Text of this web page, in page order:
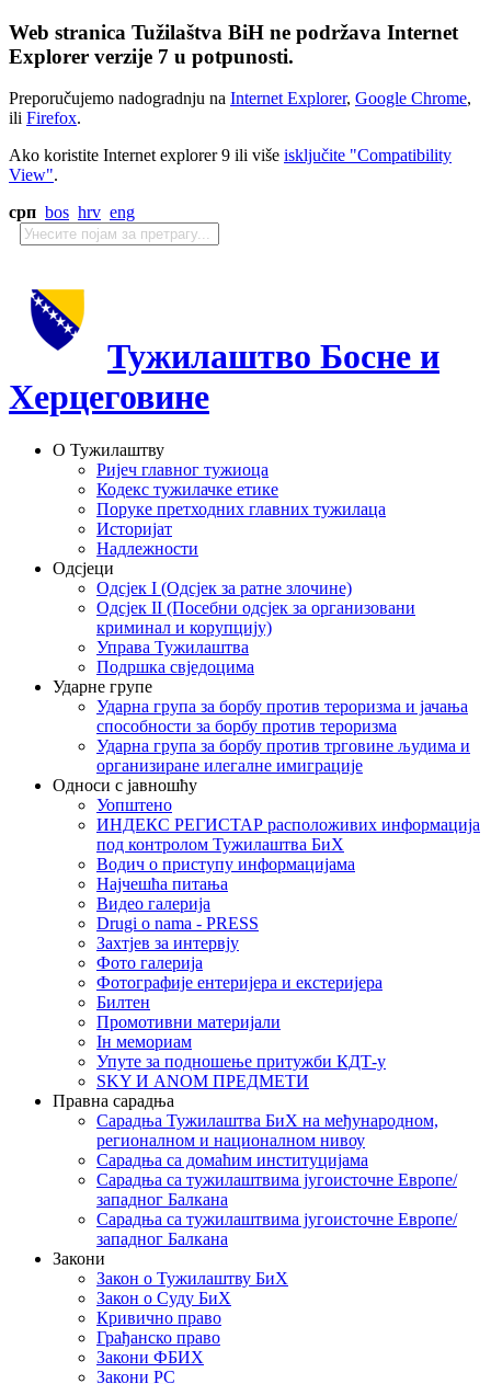
Web stranica Tužilaštva BiH ne podržava Internet
Explorer verzije 7 u potpunosti.
Preporučujemo nadogradnju na Internet Explorer, Google Chrome,
ili Firefox.
Ako koristite Internet explorer 9 ili više isključite "Compatibility
View".
срп bos hrv eng
Тужилаштво Босне и
Херцеговине
О Тужилаштву
Ријеч главног тужиоца
Кодекс тужилачке етике
Поруке претходних главних тужилаца
Историјат
Надлежности
Одсјеци
Одсјек I (Одсјек за ратне злочине)
Одсјек II (Посебни одсјек за организовани
криминал и корупцију)
Управа Тужилаштва
Подршка свједоцима
Ударне групе
Ударна група за борбу против тероризма и јачања
способности за борбу против тероризма
Ударна група за борбу против трговине људима и
организиране илегалне имиграције
Односи с јавношћу
Уопштено
ИНДЕКС РЕГИСТАР расположивих информација
под контролом Тужилаштва БиХ
Водич о приступу информацијама
Најчешћа питања
Видео галерија
Drugi o nama - PRESS
Захтјев за интервју
Фото галерија
Фотографије ентеријера и екстеријера
Билтен
Промотивни материјали
Iн мемориам
Упуте за подношење притужби КДТ-у
SKY И ANOM ПРЕДМЕТИ
Правна сарадња
Сарадња Тужилаштва БиХ на међународном,
регионалном и националном нивоу
Сарадња са домаћим институцијама
Сарадња са тужилаштвима југоисточне Европе/
западног Балкана
Сарадња са тужилаштвима југоисточне Европе/
западног Балкана
Закони
Закон о Тужилаштву БиХ
Закон о Суду БиХ
Кривично право
Грађанско право
Закони ФБИХ
Закони РС